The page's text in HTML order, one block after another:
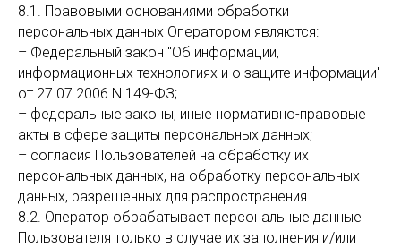
8.1. Правовыми основаниями обработки
персональных данных Оператором являются:
– Федеральный закон "Об информации,
информационных технологиях и о защите информации"
от 27.07.2006 N 149-ФЗ;
– федеральные законы, иные нормативно-правовые
акты в сфере защиты персональных данных;
– согласия Пользователей на обработку их
персональных данных, на обработку персональных
данных, разрешенных для распространения.
8.2. Оператор обрабатывает персональные данные
Пользователя только в случае их заполнения и/или